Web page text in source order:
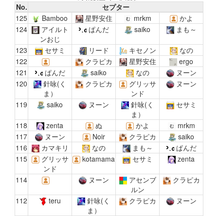
No.
セプター
125
Bamboo 星野安住 mrkm
かよ
124
アイルト
ンおじ
ぱんだ saiko まも～
123 セサミ リード キセノン
なの
122
クラピカ 星野安住
ergo
121
ぱんだ saiko なの
ヌーン
120
針咏(く
ま）
クラピカ
グリッサ
ンド
ヌーン
119 saiko ヌーン
針咏(く
ま）
セサミ
118 zenta ぬ かよ
mrkm
117
ヌーン Noir クラピカ
saiko
116
カマキリ なの まも～
ぱんだ
115
グリッサ
ンド
kotamama セサミ zenta
114 ヌーン
アセンブ
ルン
クラピカ
112 teru
針咏(く
ま）
クラピカ ヌーン